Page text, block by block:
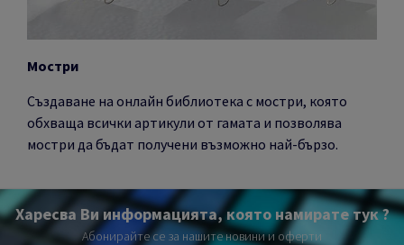
Мостри
Създаване на онлайн библиотека с мостри, която
обхваща всички артикули от гамата и позволява
мостри да бъдат получени възможно най-бързо.
Харесва Ви информацията, която намирате тук ?
Абонирайте се за нашите новини и оферти